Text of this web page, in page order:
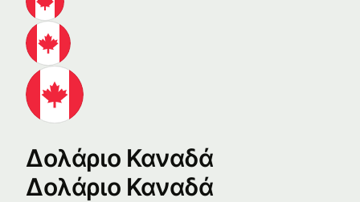
Δολάριο Καναδά
Δολάριο Καναδά